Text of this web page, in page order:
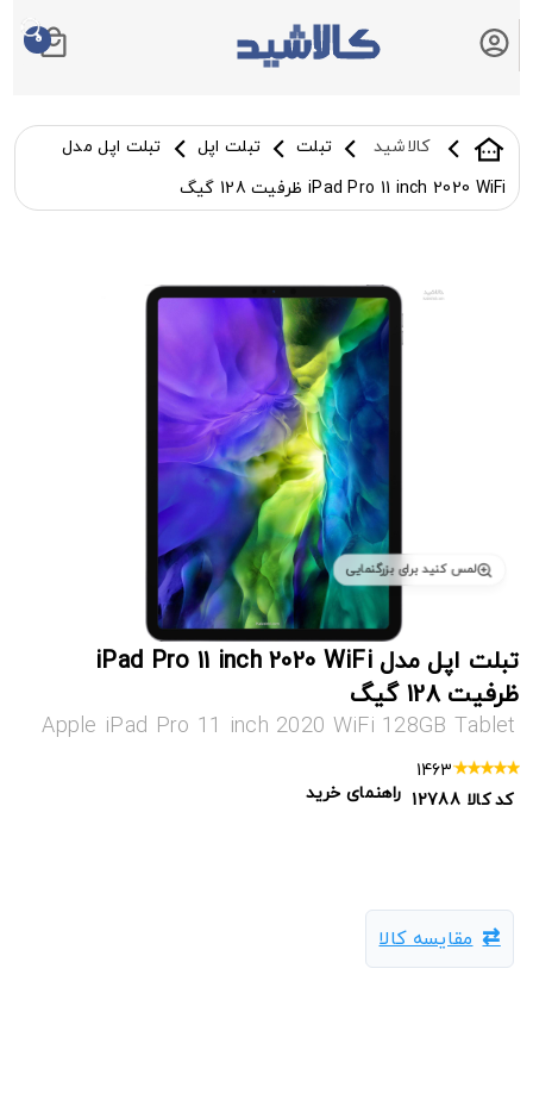
0
کالاشید تبلت تبلت اپل
تبلت اپل مدل
iPad Pro 11 inch 2020 WiFi ظرفیت 128 گیگ
لمس کنید برای بزرگنمایی
تبلت اپل مدل iPad Pro 11 inch 2020 WiFi
ظرفیت 128 گیگ
Apple iPad Pro 11 inch 2020 WiFi 128GB Tablet
1463
کد کالا 12788 راهنمای خرید
مقایسه کالا